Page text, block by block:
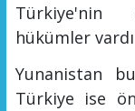
Türkiye'nin
hükümler vardı
Yunanistan
Türkiye ise